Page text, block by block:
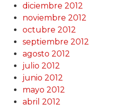
diciembre 2012
noviembre 2012
octubre 2012
septiembre 2012
agosto 2012
julio 2012
junio 2012
mayo 2012
abril 2012